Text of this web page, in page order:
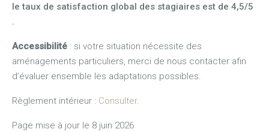
le taux de satisfaction global des stagiaires est de 4,5/5
.
Accessibilité : si votre situation nécessite des
aménagements particuliers, merci de nous contacter afin
d’évaluer ensemble les adaptations possibles.
Règlement intérieur : Consulter.
Page mise à jour le 8 juin 2026